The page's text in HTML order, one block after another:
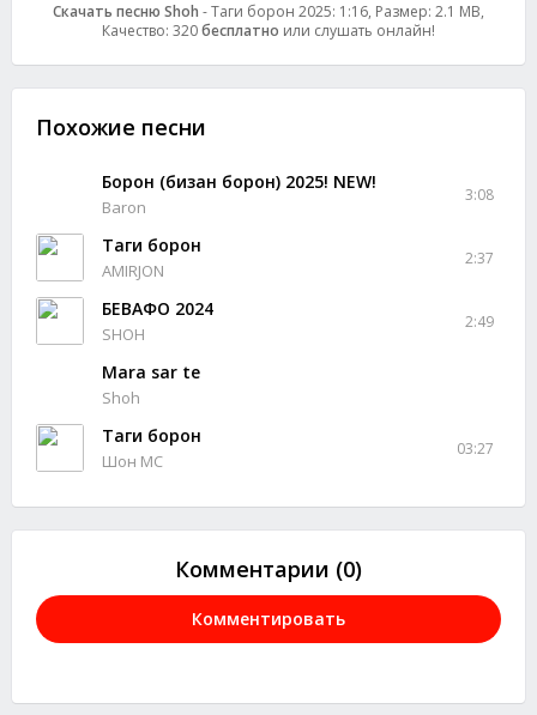
Скачать песню Shoh - Таги борон 2025: 1:16, Размер: 2.1 MB,
Качество: 320бесплатно или слушать онлайн!
Похожие песни
Борон (бизан борон) 2025! NEW!
Baron
3:08
Таги борон
AMIRJON
2:37
БЕВАФО 2024
SHOH
2:49
Mara sar te
Shoh
Таги борон
Шон МС
03:27
Комментарии (0)
Комментировать